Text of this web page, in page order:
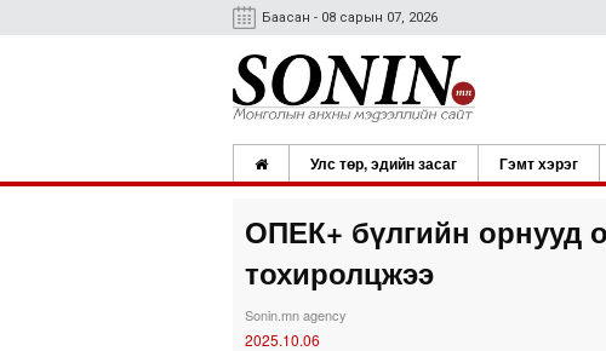
Баасан - 08 сарын 07, 2026
Улс төр, эдийн засаг Гэмт хэрэг
ОПЕК+ бүлгийн орнууд
тохиролцжээ
Sonin.mn agency
2025.10.06